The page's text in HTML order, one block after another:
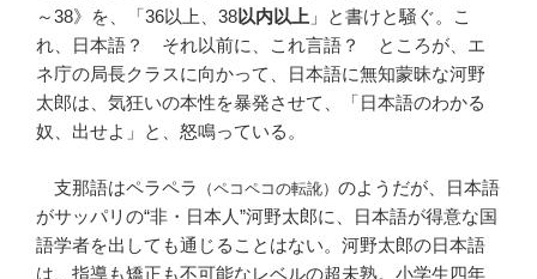
～38》を、「36以上、38以内以上 」と書けと騒ぐ。こ
れ、日本語？ それ以前に、これ言語？ ところが、エ
ネ庁の局長クラスに向かって、日本語に無知蒙昧な河野
太郎は、気狂いの本性を暴発させて、「日本語のわかる
奴、出せよ」と、怒鳴っている。
支那語はペラペラ （ペコペコの転訛） のようだが、日本語
がサッパリの“非・日本人”河野太郎に、日本語が得意な国
語学者を出しても通じることはない。河野太郎の日本語
は、指導も矯正も不可能なレベルの超未熟。小学生四年